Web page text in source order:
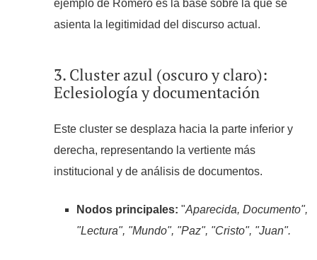
ejemplo de Romero es la base sobre la que se
asienta la legitimidad del discurso actual.
3. Cluster azul (oscuro y claro):
Eclesiología y documentación
Este cluster se desplaza hacia la parte inferior y
derecha, representando la vertiente más
institucional y de análisis de documentos.
Nodos principales: "Aparecida, Documento",
"Lectura", "Mundo", "Paz", "Cristo", "Juan".